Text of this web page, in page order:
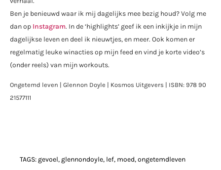
Ben je benieuwd waar ik mij dagelijks mee bezig houd? Volg me
dan op Instagram. In de ‘highlights’ geef ik een inkijkje in mijn
dagelijkse leven en deel ik nieuwtjes, en meer. Ook komen er
regelmatig leuke winacties op mijn feed en vind je korte video’s
(onder reels) van mijn workouts.
Ongetemd leven | Glennon Doyle | Kosmos Uitgevers | ISBN: 978 90
21577111
TAGS: gevoel, glennondoyle, lef, moed,ongetemdleven